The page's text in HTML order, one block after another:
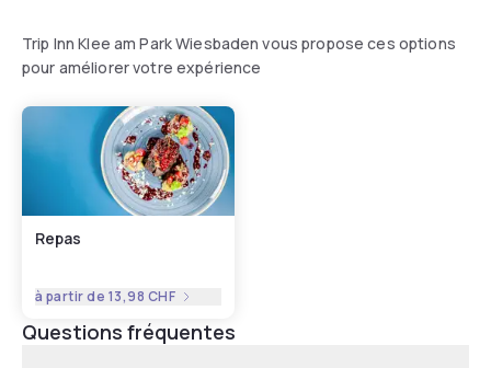
Trip Inn Klee am Park Wiesbaden vous propose ces options
pour améliorer votre expérience
Repas
à partir de 13,98 CHF
Questions fréquentes